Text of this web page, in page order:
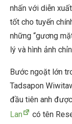
nhấn với diễn
tốt cho tuyến
những “gương
lý và hình ảnh
Bước ngoặt lớn
Tadsapon
đầu tiên anh
Lan
có tên